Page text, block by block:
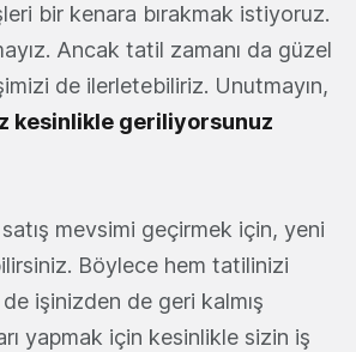
bir kenara bırakmak istiyoruz.
Ancak tatil zamanı da güzel
de ilerletebiliriz. Unutmayın,
kesinlikle geriliyorsunuz
mevsimi geçirmek için, yeni
Böylece hem tatilinizi
işinizden de geri kalmış
yapmak için kesinlikle sizin iş